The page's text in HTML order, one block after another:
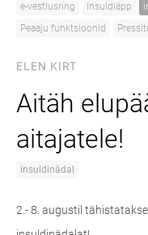
e-vestlusring
Insuldiäpp
Peaaju funktsioonid
ELEN KIRT
Aitäh
aitajatele!
insuldinädal
2.- 8. augustil